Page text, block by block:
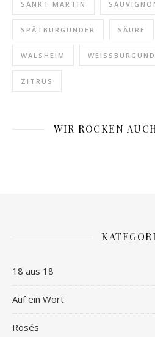
SANKT MARTIN
SPÄTBURGUNDER SÄURE
WALSHEIM
ZITRUS
WIR ROCKEN
18 aus 18
Auf ein Wort
Rosés